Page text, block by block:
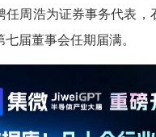
任周浩为证券事务代表，
届董事会任期届满。